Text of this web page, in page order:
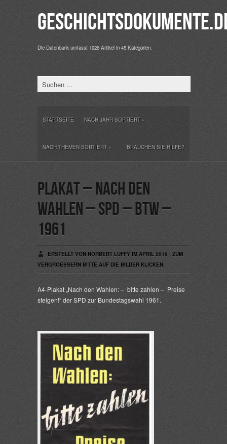
Die Datenbank umfasst 1926 Artikel in 45 Kategorien.
STARTSEITE NACH JAHR SORTIERT»
NACH THEMEN SORTIERT» BRAUCHEN SIE HILFE?
Plakat – Nach den
Wahlen – SPD – BTW –
1961
ERSTELLT VON NORBERT LUFFY IM APRIL 2019 | ZUM
VERGROESSERN BITTE AUF DIE BILDER KLICKEN.
A4-Plakat „Nach den Wahlen: – bitte zahlen – Preise
steigen!“ der SPD zur Bundestagswahl 1961.